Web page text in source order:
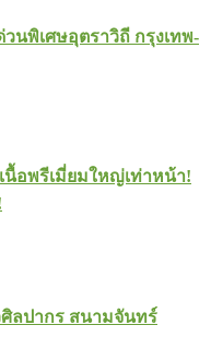
นพิเศษอุตราวิถี กรุงเทพ-
นื้อพรีเมี่ยมใหญ่เท่าหน้า!
ลปากร สนามจันทร์